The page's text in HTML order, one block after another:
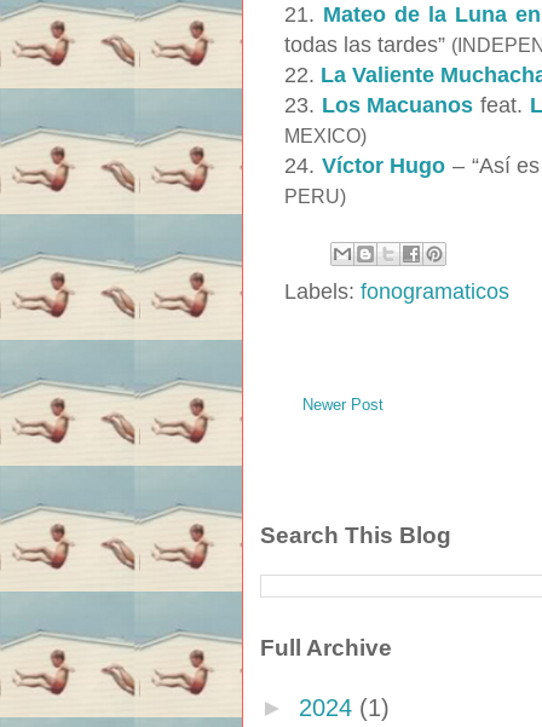
21. Mateo de la Luna
todas las tardes”
22. La Valiente
23. Los Macuanos feat.
MEXICO)
24. Víctor Hugo – “Así
PERU)
Labels: fonogramaticos
Newer Post
Search This Blog
Full Archive
► 2024 (1)